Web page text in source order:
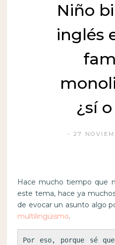
Niño
inglés
¿sí
27
Hace mucho tiempo que
este tema, hace ya
de evocar un asunto algo
multilingüismo.
Por eso, porque sé